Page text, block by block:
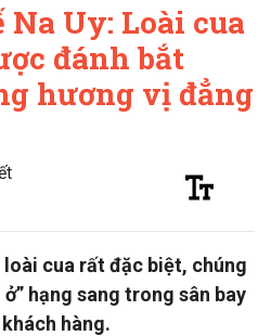
Na Uy: Loài cua
đánh bắt
hương vị đẳng
loài cua rất đặc biệt, chúng
hạng sang trong sân bay
hàng.